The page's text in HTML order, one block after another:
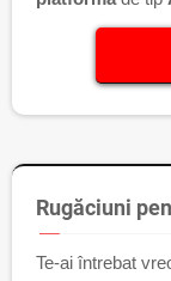
Rugăciuni
Te-ai întrebat